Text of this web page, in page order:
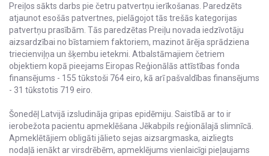
Preiļos sākts darbs pie četru patvertņu ierīkošanas. Paredzēts
atjaunot esošās patvertnes, pielāgojot tās trešās kategorijas
patvertņu prasībām. Tās paredzētas Preiļu novada iedzīvotāju
aizsardzībai no bīstamiem faktoriem, mazinot ārēja sprādziena
triecienviļņa un šķembu ietekmi. Atbalstāmajiem četriem
objektiem kopā pieejams Eiropas Reģionālās attīstības fonda
finansējums - 155 tūkstoši 764 eiro, kā arī pašvaldības finansējums
- 31 tūkstotis 719 eiro.
Šonedēļ Latvijā izsludināja gripas epidēmiju. Saistībā ar to ir
ierobežota pacientu apmeklēšana Jēkabpils reģionālajā slimnīcā.
Apmeklētājiem obligāti jālieto sejas aizsargmaska, aizliegts
nodaļā ienākt ar virsdrēbēm, apmeklējums vienlaicīgi pieļaujams